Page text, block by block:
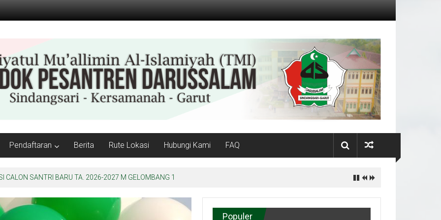
Pendaftaran Berita Rute Lokasi Hubungi Kami FAQ
CALON SANTRI BARU TA. 2026-2027 M GELOMBANG 1
Populer